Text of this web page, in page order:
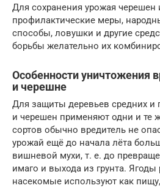
Для сохранения урожая
профилактические меры,
способы, ловушки и другие
борьбы желательно их
Особенности уничтожения
и черешне
Для защиты деревьев средних и
и черешен применяют одни и те
сортов обычно вредитель не
урожай ещё до начала лёта
вишневой мухи, т. е. до
имаго и выхода из грунта. Ягоды
насекомые используют как